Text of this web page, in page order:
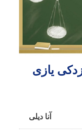
یازی
آنا دیلی